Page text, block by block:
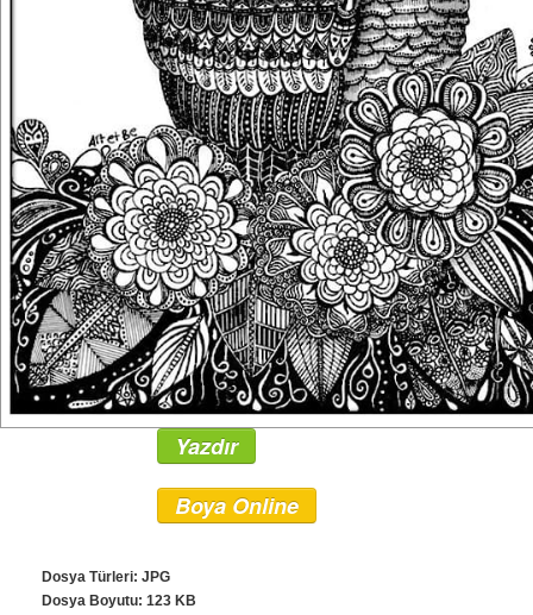
Yazdır
Boya Online
Dosya Türleri: JPG
Dosya Boyutu: 123 KB